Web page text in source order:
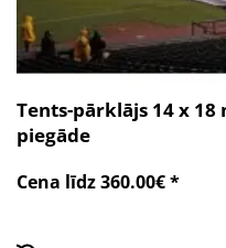
Tents-pārklājs 14 x 18
piegāde
Cena līdz 360.00€ *